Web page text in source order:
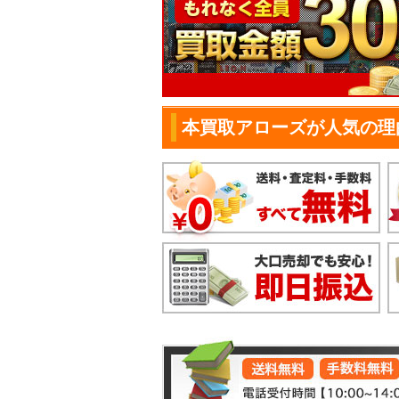
本買取アローズが人気の